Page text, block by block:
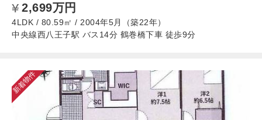
2,699万円
4LDK / 80.59㎡ / 2004年5月（築22年）
中央線西八王子駅 バス14分 鶴巻橋下車 徒歩9分
新着物件